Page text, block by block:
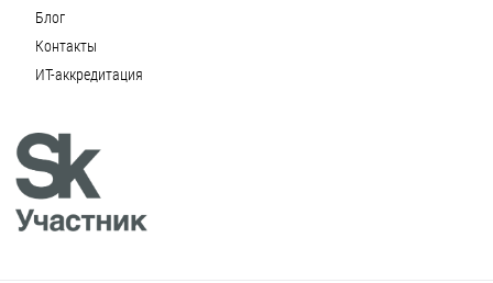
Блог
Контакты
ИТ-аккредитация